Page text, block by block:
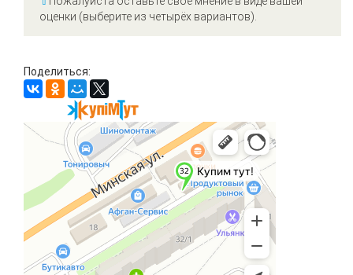
оценки (выберите из четырёх вариантов).
Поделиться: